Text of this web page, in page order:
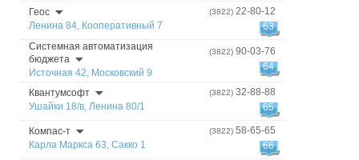
Геос
Ленина 84, Кооперативный 7
(3822) 22-80-12
63
Системная автоматизация
бюджета
Источная 42, Московский 9
(3822) 90-03-76
64
Квантумсофт
Ушайки 18/в, Ленина 80/1
(3822) 32-88-88
65
Компас-т
Карла Маркса 63, Сакко 1
(3822) 58-65-65
66